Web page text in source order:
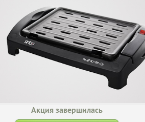
Акция завершилась